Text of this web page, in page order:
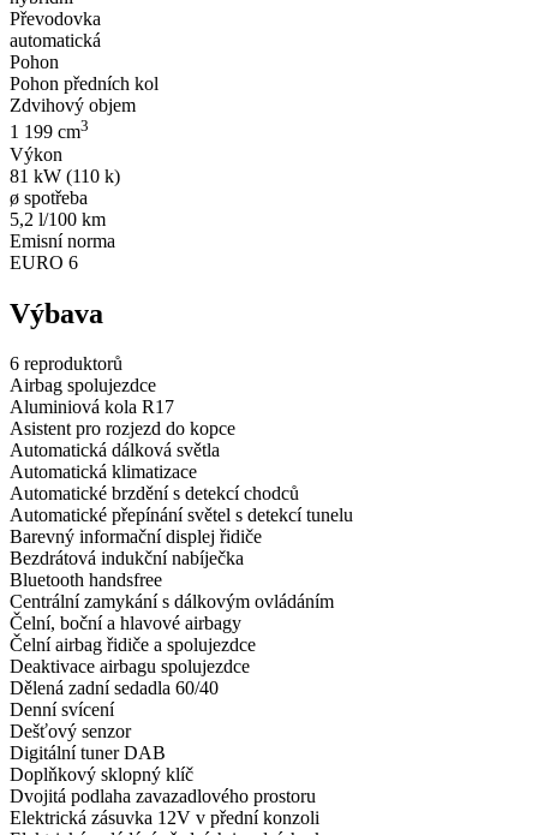
Převodovka
automatická
Pohon
Pohon předních kol
Zdvihový objem
1 199 cm3
Výkon
81 kW (110 k)
ø spotřeba
5,2 l/100 km
Emisní norma
EURO 6
Výbava
6 reproduktorů
Airbag spolujezdce
Aluminiová kola R17
Asistent pro rozjezd do kopce
Automatická dálková světla
Automatická klimatizace
Automatické brzdění s detekcí chodců
Automatické přepínání světel s detekcí tunelu
Barevný informační displej řidiče
Bezdrátová indukční nabíječka
Bluetooth handsfree
Centrální zamykání s dálkovým ovládáním
Čelní, boční a hlavové airbagy
Čelní airbag řidiče a spolujezdce
Deaktivace airbagu spolujezdce
Dělená zadní sedadla 60/40
Denní svícení
Dešťový senzor
Digitální tuner DAB
Doplňkový sklopný klíč
Dvojitá podlaha zavazadlového prostoru
Elektrická zásuvka 12V v přední konzoli